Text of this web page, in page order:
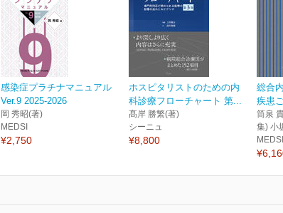
感染症プラチナマニュアル
Ver.9 2025-2026
岡 秀昭(著)
MEDSI
¥2,750
ホスピタリストのための内
科診療フローチャート 第...
髙岸 勝繁(著)
シーニュ
¥8,800
総合
疾患
筒泉
集) 小
MEDSI